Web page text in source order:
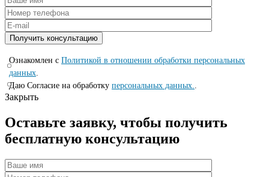
Ознакомлен с Политикой в отношении обработки персональных
данных.
Даю Согласие на обработку персональных данных..
Закрыть
Оставьте заявку, чтобы получить
бесплатную консультацию